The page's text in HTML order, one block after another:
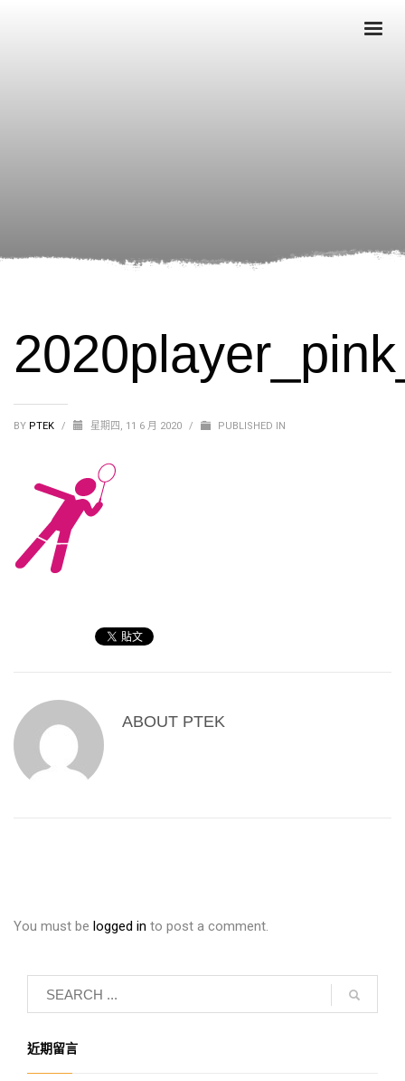
BY PTEK / 星期四, 11 6 月 2020 / PUBLISHED IN
ABOUT PTEK
You must be logged in to post a comment.
近期留言